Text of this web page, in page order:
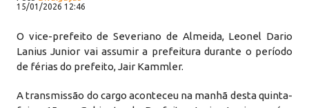
15/01/2026 12:46
O vice-prefeito de Severiano de Almeida, Leonel Dario
Lanius Junior vai assumir a prefeitura durante o período
de férias do prefeito, Jair Kammler.
A transmissão do cargo aconteceu na manhã desta quinta-